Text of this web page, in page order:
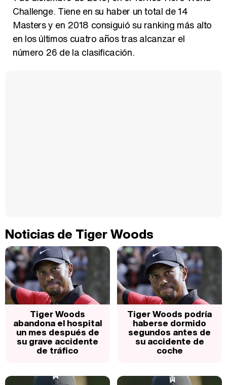
Challenge. Tiene en su haber un total de 14
Masters y en 2018 consiguió su ranking más alto
en los últimos cuatro años tras alcanzar el
número 26 de la clasificación.
Noticias de Tiger Woods
Tiger Woods
abandona el hospital
un mes después de
su grave accidente
de tráfico
Tiger Woods podría
haberse dormido
segundos antes de
su accidente de
coche